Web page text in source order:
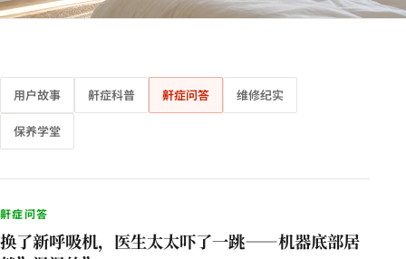
用户故事 鼾症科普 鼾症问答 维修纪实
保养学堂
鼾症问答
换了新呼吸机，医生太太吓了一跳——机器底部居